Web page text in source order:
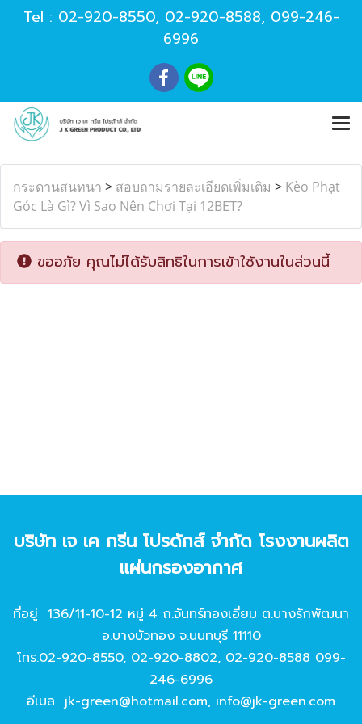
Tel : 02-920-8550, 02-920-8588, 099-246-
6996
กระดานสนทนา > สอบถามรายละเอียดเพิ่มเติม > Kèo Phạt
Góc Là Gì? Vì Sao Nên Chơi Tại 12BET?
ขออภัย คุณไม่ได้รับสิทธิในการเข้าใช้งานในส่วนนี้
บริษัท เจ เค กรีน โปรดักส์ จํากัด โรงงานผลิต
แผ่นกรองอากาศ
ที่อยู่ 136/11-10-12 หมู่ 4 ถ.จันทร์ทองเอี่ยม ต.บางรักพัฒนา
อ.บางบัวทอง จ.นนทบุรี 11110
โทร.02-920-8550, 02-920-8802, 02-920-8588 099-
246-6996
อีเมล jk-green@hotmail.com, info@jk-green.com